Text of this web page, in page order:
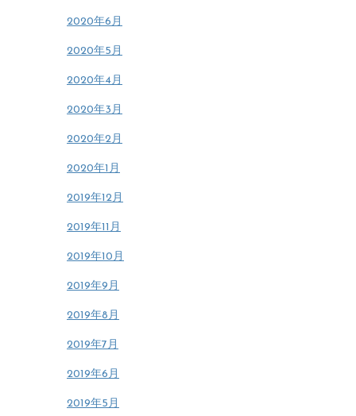
2020年6月
2020年5月
2020年4月
2020年3月
2020年2月
2020年1月
2019年12月
2019年11月
2019年10月
2019年9月
2019年8月
2019年7月
2019年6月
2019年5月